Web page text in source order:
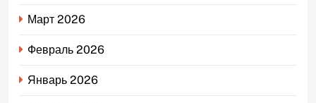
Март 2026
Февраль 2026
Январь 2026